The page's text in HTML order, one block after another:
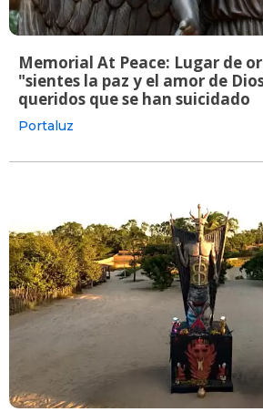
Memorial At Peace: Lugar de
"sientes la paz y el amor de
queridos que se han suicidado
Portaluz